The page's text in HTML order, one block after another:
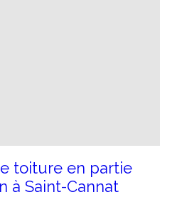
toiture en partie
à Saint-Cannat